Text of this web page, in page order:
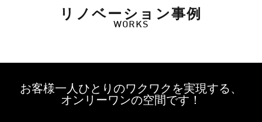
リノベーション事例
WORKS
お客様一人ひとりのワクワクを実現する、
オンリーワンの空間です！